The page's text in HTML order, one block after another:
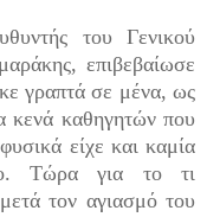
του Γενικού
επιβεβαίωσε
γραπτά σε μένα, ως
κενά καθηγητών που
είχε και καμία
Τώρα για το τι
τον αγιασμό του